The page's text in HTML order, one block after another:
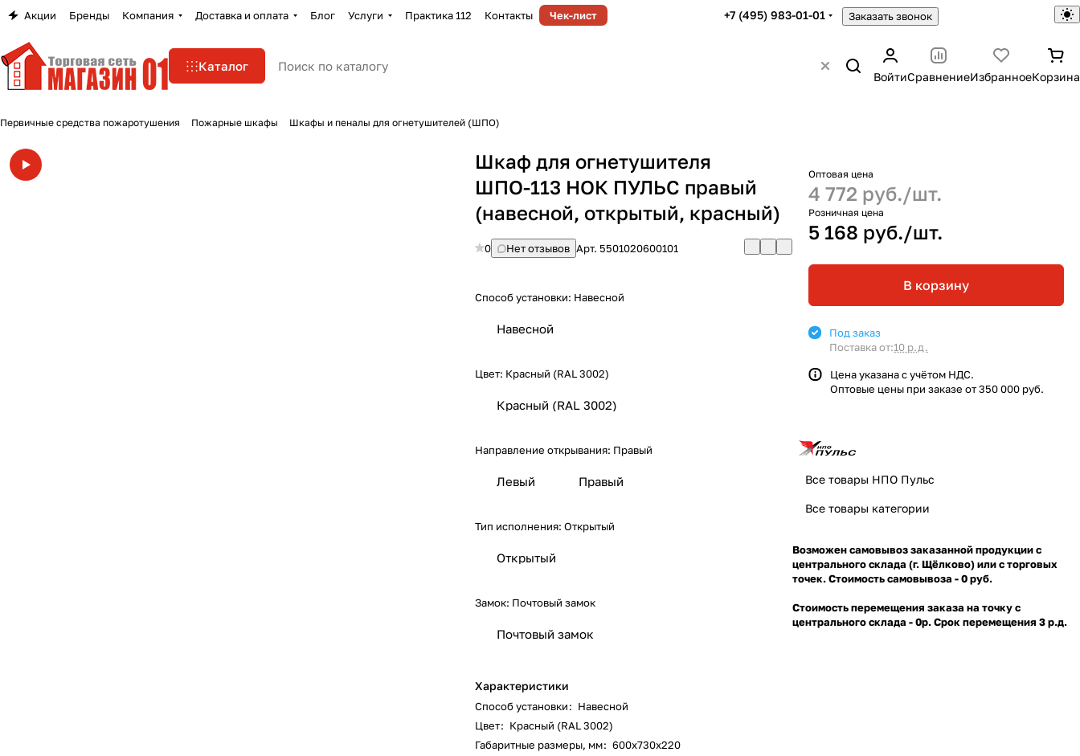
Акции Бренды Компания Доставка и оплата Блог Услуги Практика 112 Контакты Чек-лист +7 (495) 983-01-01 Заказать звонок
Каталог
ВойтиСравнениеИзбранноеКорзина
Первичные средства пожаротушения Пожарные шкафы Шкафы и пеналы для огнетушителей (ШПО)
Шкаф для огнетушителя
ШПО-113 НОК ПУЛЬС правый
(навесной, открытый, красный)
0 Нет отзывов Арт. 5501020600101
Способ установки: Навесной
Навесной
Цвет: Красный (RAL 3002)
Красный (RAL 3002)
Направление открывания: Правый
Левый Правый
Тип исполнения:Открытый
Открытый
Замок: Почтовый замок
Почтовый замок
Характеристики
Способ установки: Навесной
Цвет: Красный (RAL 3002)
Габаритные размеры, мм: 600х730х220
Оптовая цена
4 772 руб./шт.
Розничная цена
5 168 руб./шт.
В корзину
Под заказ
Поставка от:10 р.д.
Цена указана с учётом НДС.
Оптовые цены при заказе от 350 000 руб.
Все товары НПО Пульс
Все товары категории
Возможен самовывоз заказанной продукции с
центрального склада (г. Щёлково) или с торговых
точек. Стоимость самовывоза - 0 руб.
Стоимость перемещения заказа на точку с
центрального склада - 0р. Срок перемещения 3 р.д.